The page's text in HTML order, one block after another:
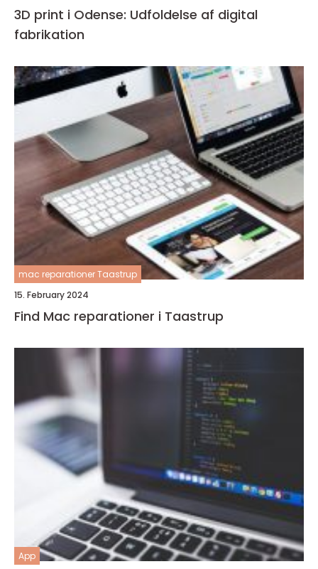
3D print i Odense: Udfoldelse af digital
fabrikation
mac reparationer Taastrup
15. February 2024
Find Mac reparationer i Taastrup
App